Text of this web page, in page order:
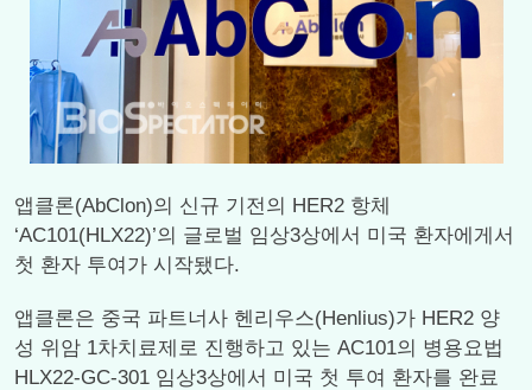
앱클론(AbClon)의 신규 기전의 HER2 항체
‘AC101(HLX22)’의 글로벌 임상3상에서 미국 환자에게서
첫 환자 투여가 시작됐다.
앱클론은 중국 파트너사 헨리우스(Henlius)가 HER2 양
성 위암 1차치료제로 진행하고 있는 AC101의 병용요법
HLX22-GC-301 임상3상에서 미국 첫 투여 환자를 완료